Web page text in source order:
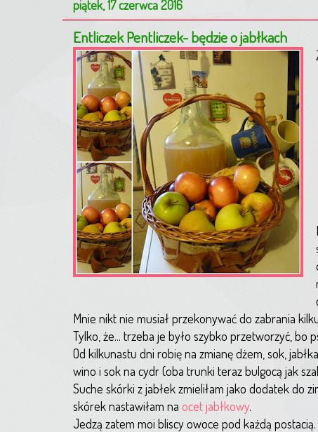
piątek, 17 czerwca 2016
Entliczek Pentliczek- będzie o jabłkach
Mnie nikt nie musiał przekonywać do zabrania
Tylko, że... trzeba je było szybko przetworzyć, bo
Od kilkunastu dni robię na zmianę dżem, sok,
wino i sok na cydr (oba trunki teraz bulgocą jak
Suche skórki z jabłek zmieliłam jako dodatek do
skórek nastawiłam na ocet jabłkowy.
Jedzą zatem moi bliscy owoce pod każdą